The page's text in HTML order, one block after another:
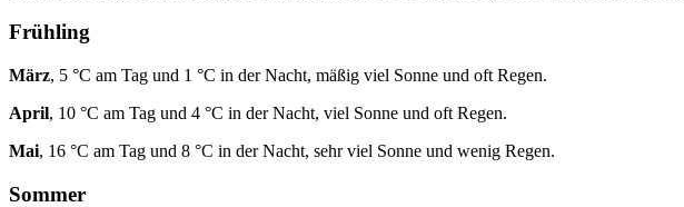
Frühling
März, 5 °C am Tag und 1 °C in der Nacht, mäßig viel Sonne und oft Regen.
April, 10 °C am Tag und 4 °C in der Nacht, viel Sonne und oft Regen.
Mai, 16 °C am Tag und 8 °C in der Nacht, sehr viel Sonne und wenig Regen.
Sommer